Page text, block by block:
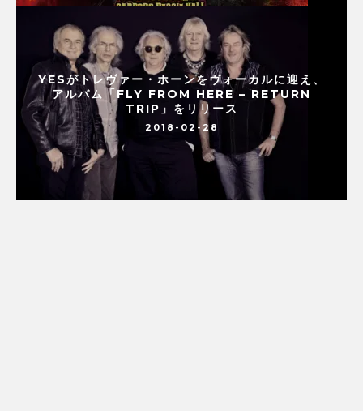
YESがトレヴァー・ホーンをヴォーカルに迎え、
アルバム「FLY FROM HERE – RETURN
TRIP」をリリース
2018-02-28